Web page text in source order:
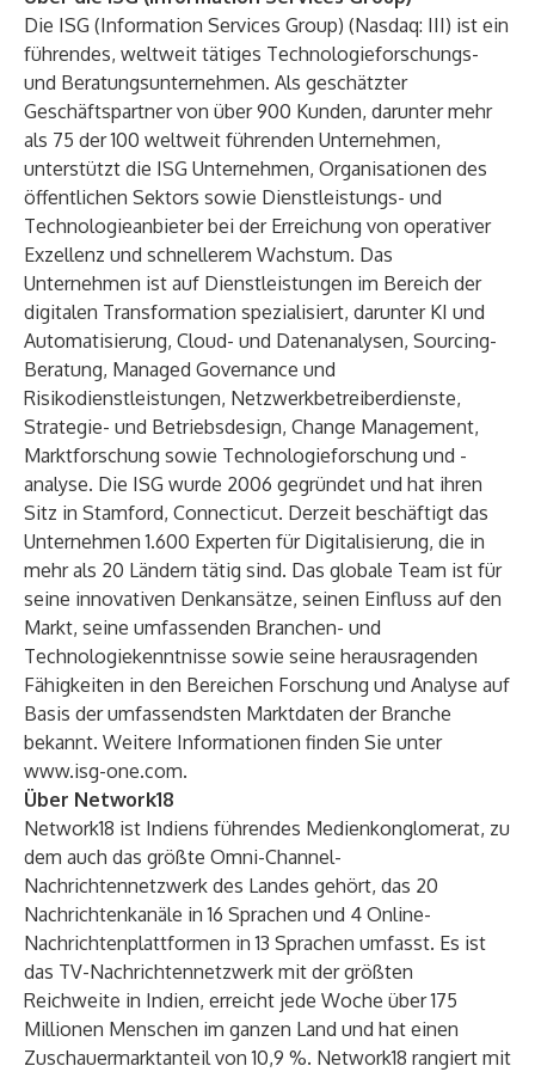
Die ISG (Information Services Group) (Nasdaq: III) ist ein
führendes, weltweit tätiges Technologieforschungs-
und Beratungsunternehmen. Als geschätzter
Geschäftspartner von über 900 Kunden, darunter mehr
als 75 der 100 weltweit führenden Unternehmen,
unterstützt die ISG Unternehmen, Organisationen des
öffentlichen Sektors sowie Dienstleistungs- und
Technologieanbieter bei der Erreichung von operativer
Exzellenz und schnellerem Wachstum. Das
Unternehmen ist auf Dienstleistungen im Bereich der
digitalen Transformation spezialisiert, darunter KI und
Automatisierung, Cloud- und Datenanalysen, Sourcing-
Beratung, Managed Governance und
Risikodienstleistungen, Netzwerkbetreiberdienste,
Strategie- und Betriebsdesign, Change Management,
Marktforschung sowie Technologieforschung und -
analyse. Die ISG wurde 2006 gegründet und hat ihren
Sitz in Stamford, Connecticut. Derzeit beschäftigt das
Unternehmen 1.600 Experten für Digitalisierung, die in
mehr als 20 Ländern tätig sind. Das globale Team ist für
seine innovativen Denkansätze, seinen Einfluss auf den
Markt, seine umfassenden Branchen- und
Technologiekenntnisse sowie seine herausragenden
Fähigkeiten in den Bereichen Forschung und Analyse auf
Basis der umfassendsten Marktdaten der Branche
bekannt. Weitere Informationen finden Sie unter
www.isg-one.com.
Über Network18
Network18 ist Indiens führendes Medienkonglomerat, zu
dem auch das größte Omni-Channel-
Nachrichtennetzwerk des Landes gehört, das 20
Nachrichtenkanäle in 16 Sprachen und 4 Online-
Nachrichtenplattformen in 13 Sprachen umfasst. Es ist
das TV-Nachrichtennetzwerk mit der größten
Reichweite in Indien, erreicht jede Woche über 175
Millionen Menschen im ganzen Land und hat einen
Zuschauermarktanteil von 10,9 %. Network18 rangiert mit